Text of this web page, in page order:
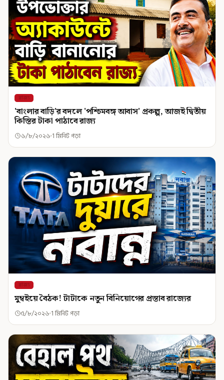
রাজ্য
'বাংলার বাড়ি'র বদলে 'পশ্চিমবঙ্গ আবাস' প্রকল্প, আজই দ্বিতীয়
কিস্তির টাকা পাঠাবে রাজ্য
৬/৮/২০২৬ 1 মিনিট পড়া
রাজ্য
মুম্বইয়ে বৈঠক! টাটাকে নতুন বিনিয়োগের প্রস্তাব রাজ্যের
৫/৮/২০২৬ 1 মিনিট পড়া